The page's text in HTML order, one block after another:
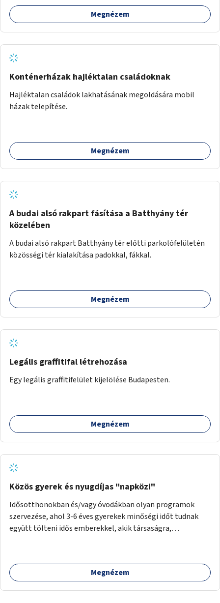
Megnézem
Konténerházak hajléktalan családoknak
Hajléktalan családok lakhatásának megoldására mobil
házak telepítése.
Megnézem
A budai alsó rakpart fásítása a Batthyány tér
közelében
A budai alsó rakpart Batthyány tér előtti parkolófelületén
közösségi tér kialakítása padokkal, fákkal.
Megnézem
Legális graffitifal létrehozása
Egy legális graffitifelület kijelölése Budapesten.
Megnézem
Közös gyerek és nyugdíjas "napközi"
Idősotthonokban és/vagy óvodákban olyan programok
szervezése, ahol 3-6 éves gyerekek minőségi időt tudnak
együtt tölteni idős emberekkel, akik társaságra,
Megnézem